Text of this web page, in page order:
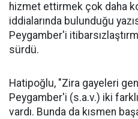
hizmet ettirmek çok daha
iddialarında bulunduğu
Peygamber'i
sürdü.
Hatipoğlu, "Zira gayeleri
Peygamber'i (s.a.v.) iki
vardı. Bunda da kısmen